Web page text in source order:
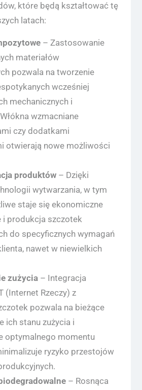
które będą kształtować tę
latach:
– Zastosowanie
materiałów
pozwala na tworzenie
wcześniej
mechanicznych i
wzmacniane
czy dodatkami
otwierają nowe możliwości
produktów– Dzięki
wytwarzania, w tym
staje się ekonomiczne
i produkcja szczotek
do specyficznych wymagań
nawet w niewielkich
zużycia– Integracja
(Internet Rzeczy) z
pozwala na bieżące
ich stanu zużycia i
optymalnego momentu
ryzyko przestojów
– Rosnąca